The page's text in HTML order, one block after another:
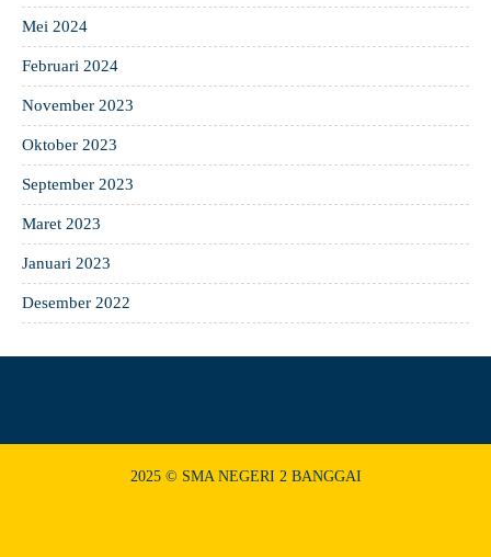
Mei 2024
Februari 2024
November 2023
Oktober 2023
September 2023
Maret 2023
Januari 2023
Desember 2022
2025 © SMA NEGERI 2 BANGGAI